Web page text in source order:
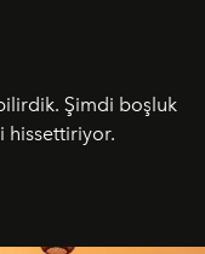
Şimdi boşluk
hissettiriyor.